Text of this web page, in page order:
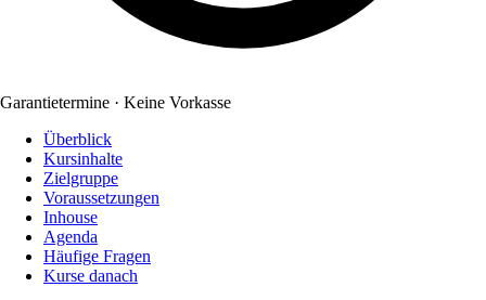
Garantietermine · Keine Vorkasse
Überblick
Kursinhalte
Zielgruppe
Voraussetzungen
Inhouse
Agenda
Häufige Fragen
Kurse danach